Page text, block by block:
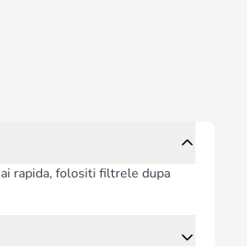
rapida, folositi filtrele dupa